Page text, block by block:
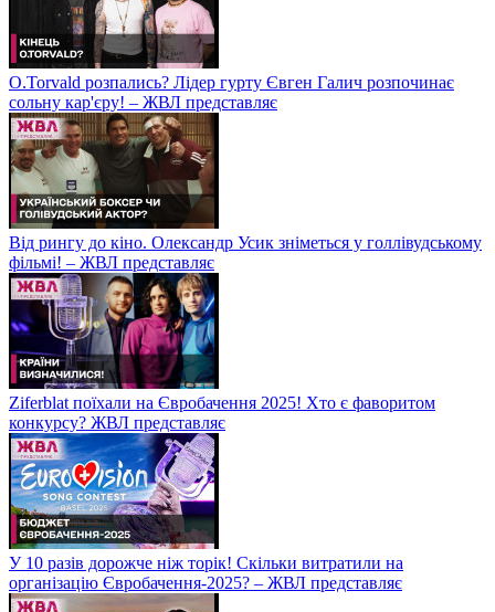
O.Torvald розпались? Лідер гурту Євген Галич розпочинає
сольну кар'єру! – ЖВЛ представляє
Від рингу до кіно. Олександр Усик зніметься у голлівудському
фільмі! – ЖВЛ представляє
Ziferblat поїхали на Євробачення 2025! Хто є фаворитом
конкурсу? ЖВЛ представляє
У 10 разів дорожче ніж торік! Скільки витратили на
організацію Євробачення-2025? – ЖВЛ представляє